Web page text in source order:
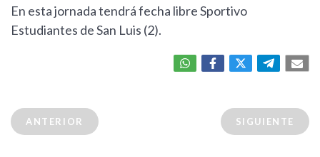
En esta jornada tendrá fecha libre Sportivo
Estudiantes de San Luis (2).
ANTERIOR SIGUIENTE